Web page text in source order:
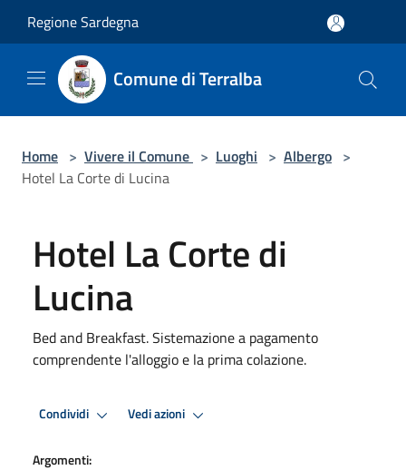
Regione Sardegna
Comune di Terralba
Home > Vivere il Comune > Luoghi > Albergo >
Hotel La Corte di Lucina
Hotel La Corte di
Lucina
Bed and Breakfast. Sistemazione a pagamento
comprendente l'alloggio e la prima colazione.
Condividi Vedi azioni
Argomenti: